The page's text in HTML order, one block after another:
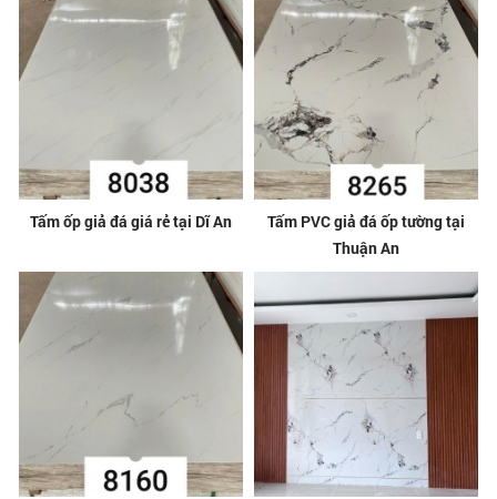
Tấm ốp giả đá giá rẻ tại Dĩ An
Tấm PVC giả đá ốp tường tại
Thuận An